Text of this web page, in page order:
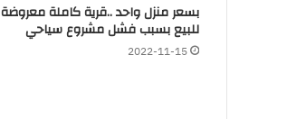
بسعر منزل واحد ..قرية كاملة معروضة
للبيع بسبب فشل مشروع سياحي
2022-11-15